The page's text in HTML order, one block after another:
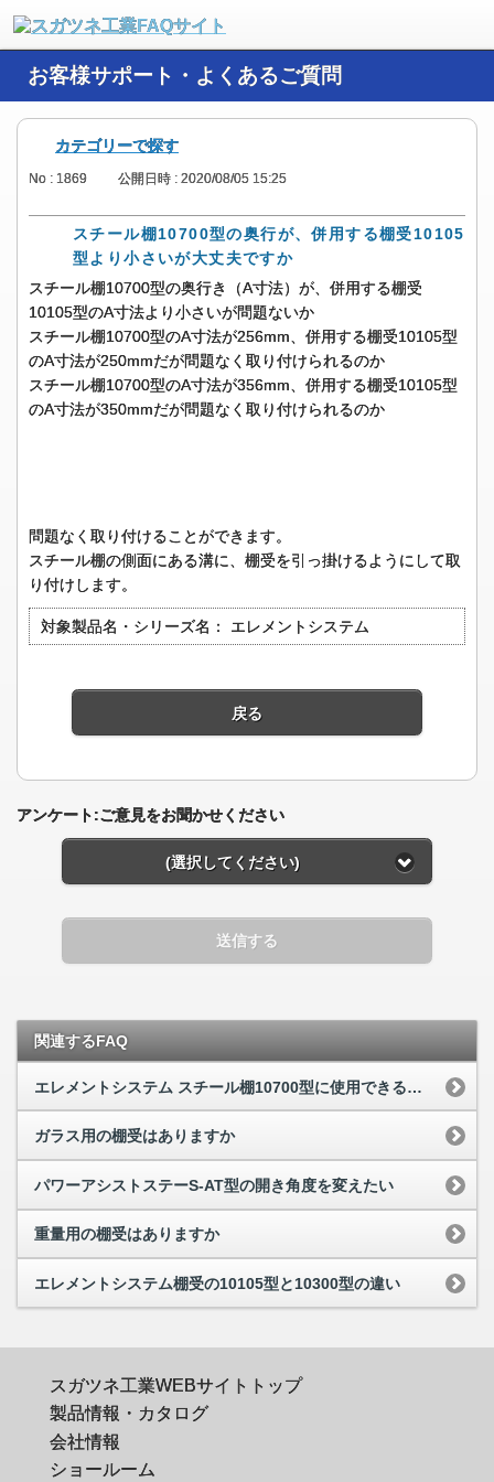
お客様サポート・よくあるご質問
カテゴリーで探す
No : 1869 公開日時 : 2020/08/05 15:25
スチール棚10700型の奥行が、併用する棚受10105
型より小さいが大丈夫ですか
スチール棚10700型の奥行き（A寸法）が、併用する棚受
10105型のA寸法より小さいが問題ないか
スチール棚10700型のA寸法が256mm、併用する棚受10105型
のA寸法が250mmだが問題なく取り付けられるのか
スチール棚10700型のA寸法が356mm、併用する棚受10105型
のA寸法が350mmだが問題なく取り付けられるのか
問題なく取り付けることができます。
スチール棚の側面にある溝に、棚受を引っ掛けるようにして取
り付けします。
対象製品名・シリーズ名： エレメントシステム
戻る
アンケート:ご意見をお聞かせください
(選択してください)
送信する
関連するFAQ
エレメントシステム スチール棚10700型に使用できる棚受は
ガラス用の棚受はありますか
パワーアシストステーS-AT型の開き角度を変えたい
重量用の棚受はありますか
エレメントシステム棚受の10105型と10300型の違い
スガツネ工業WEBサイトトップ
製品情報・カタログ
会社情報
ショールーム